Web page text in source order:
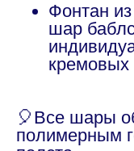
Фонтан
шар
🎈Все шары
полимерным